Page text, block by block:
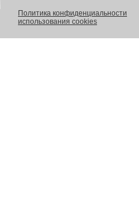
Политика конфиденциальности
использования cookies